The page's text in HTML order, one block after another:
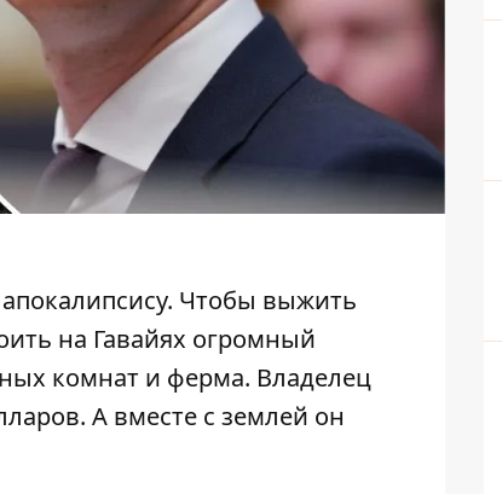
Чтобы выжить
на Гавайях огромный
комнат и ферма. Владелец
А вместе с землей он